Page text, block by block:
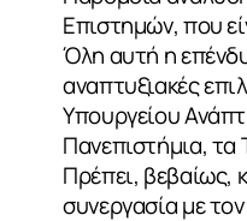
Επιστημών, που
Όλη αυτή η
αναπτυξιακές
Υπουργείου
Πανεπιστήμια, τα
Πρέπει, βεβαίως,
συνεργασία με